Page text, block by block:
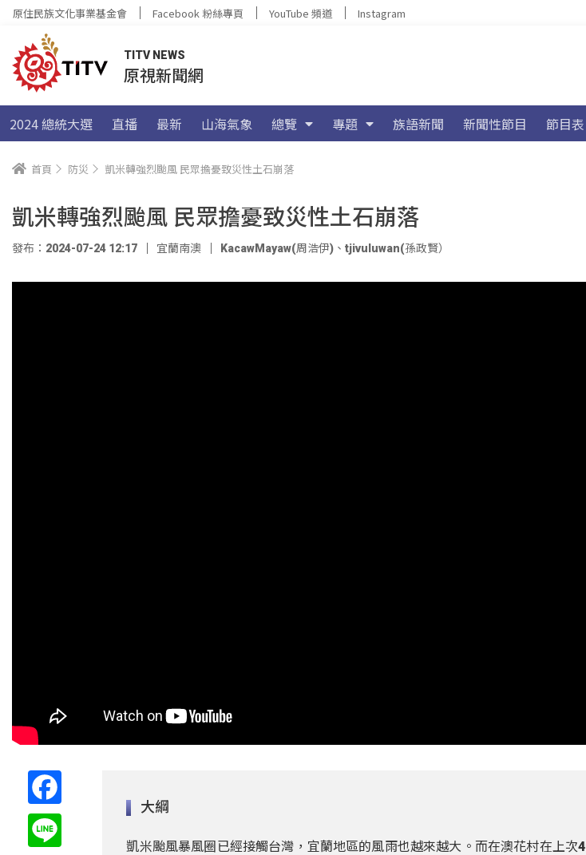
原住民族文化事業基金會 Facebook 粉絲專頁 YouTube 頻道 Instagram
TITV NEWS
原視新聞網
2024 總統大選 直播 最新 山海氣象 總覽 專題 族語新聞 新聞性節目 節目表
首頁 防災 凱米轉強烈颱風 民眾擔憂致災性土石崩落
凱米轉強烈颱風 民眾擔憂致災性土石崩落
發布：2024-07-24 12:17 宜蘭南澳 KacawMayaw(周浩伊) 、 tjivuluwan(孫政賢）
大綱
凱米颱風暴風圈已經接觸台灣，宜蘭地區的風雨也越來越大。而在澳花村在上次